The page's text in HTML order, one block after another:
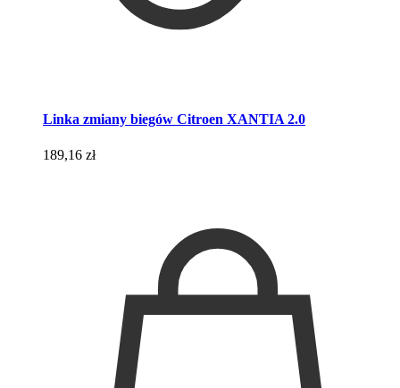
Linka zmiany biegów Citroen XANTIA 2.0
189,16 zł